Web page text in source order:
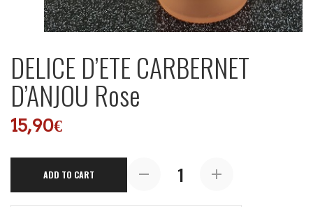
DELICE D’ETE CARBERNET
D’ANJOU Rose
15,90€
DELICE
ADD TO CART